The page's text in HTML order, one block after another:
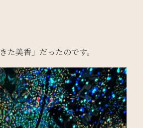
美香」だったのです。